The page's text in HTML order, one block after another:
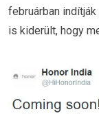
februárban
is kiderült, hogy